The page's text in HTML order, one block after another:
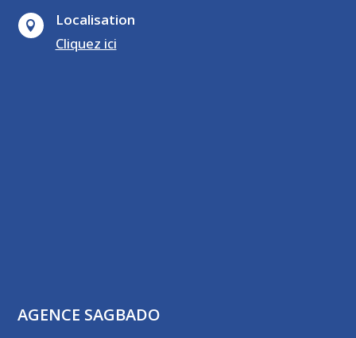

Localisation
Cliquez ici
AGENCE SAGBADO